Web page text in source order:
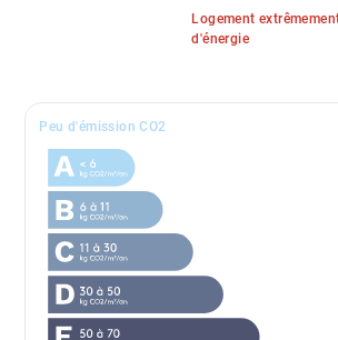
Logement
d'énergie
Peu d'émission CO2